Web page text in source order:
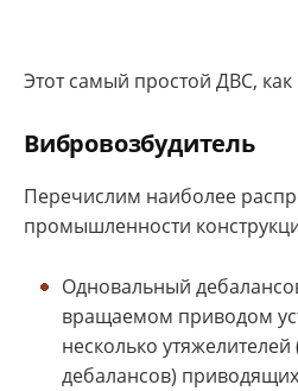
Этот самый простой ДВС,
Вибровозбудитель
Перечислим наиболее
промышленности
Одновальный
вращаемом приводом
несколько утяжелителей
дебалансов)